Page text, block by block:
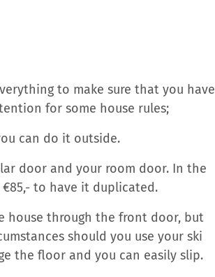
to make sure that you have
for some house rules;
can do it outside.
door and your room door. In the
to have it duplicated.
house through the front door, but
should you use your ski
the floor and you can easily slip.